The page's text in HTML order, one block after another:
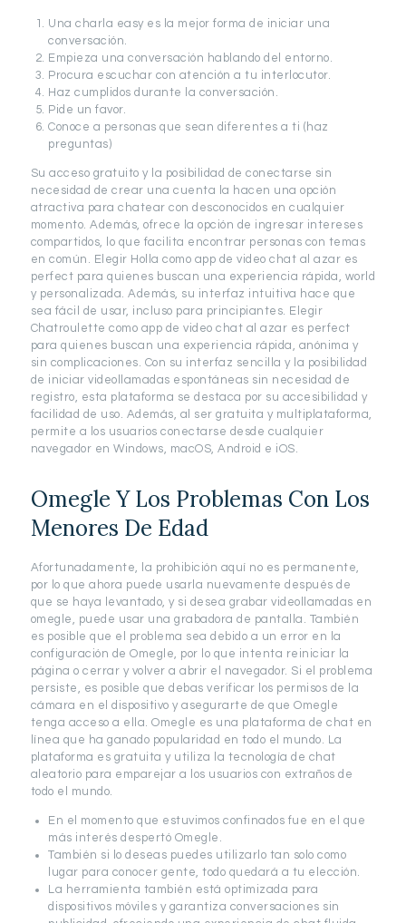
Una charla easy es la mejor forma de iniciar una
conversación.
Empieza una conversación hablando del entorno.
Procura escuchar con atención a tu interlocutor.
Haz cumplidos durante la conversación.
Pide un favor.
Conoce a personas que sean diferentes a ti (haz
preguntas)
Su acceso gratuito y la posibilidad de conectarse sin
necesidad de crear una cuenta la hacen una opción
atractiva para chatear con desconocidos en cualquier
momento. Además, ofrece la opción de ingresar intereses
compartidos, lo que facilita encontrar personas con temas
en común. Elegir Holla como app de video chat al azar es
perfect para quienes buscan una experiencia rápida, world
y personalizada. Además, su interfaz intuitiva hace que
sea fácil de usar, incluso para principiantes. Elegir
Chatroulette como app de video chat al azar es perfect
para quienes buscan una experiencia rápida, anónima y
sin complicaciones. Con su interfaz sencilla y la posibilidad
de iniciar videollamadas espontáneas sin necesidad de
registro, esta plataforma se destaca por su accesibilidad y
facilidad de uso. Además, al ser gratuita y multiplataforma,
permite a los usuarios conectarse desde cualquier
navegador en Windows, macOS, Android e iOS.
Omegle Y Los Problemas Con Los
Menores De Edad
Afortunadamente, la prohibición aquí no es permanente,
por lo que ahora puede usarla nuevamente después de
que se haya levantado, y si desea grabar videollamadas en
omegle, puede usar una grabadora de pantalla. También
es posible que el problema sea debido a un error en la
configuración de Omegle, por lo que intenta reiniciar la
página o cerrar y volver a abrir el navegador. Si el problema
persiste, es posible que debas verificar los permisos de la
cámara en el dispositivo y asegurarte de que Omegle
tenga acceso a ella. Omegle es una plataforma de chat en
línea que ha ganado popularidad en todo el mundo. La
plataforma es gratuita y utiliza la tecnología de chat
aleatorio para emparejar a los usuarios con extraños de
todo el mundo.
En el momento que estuvimos confinados fue en el que
más interés despertó Omegle.
También si lo deseas puedes utilizarlo tan solo como
lugar para conocer gente, todo quedará a tu elección.
La herramienta también está optimizada para
dispositivos móviles y garantiza conversaciones sin